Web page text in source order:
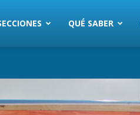
QUÉ SABER